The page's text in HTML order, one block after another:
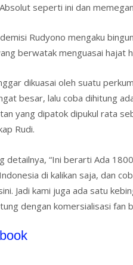
seperti ini dan
Rudyono mengaku
berwatak menguasai hajat
dikuasai oleh suatu
besar, lalu coba dihitung
yang dipatok dipukul rata
Rudi.
detailnya, “Ini berarti Ada
di kalikan saja, dan
Jadi kami juga ada satu
dengan komersialisasi fan